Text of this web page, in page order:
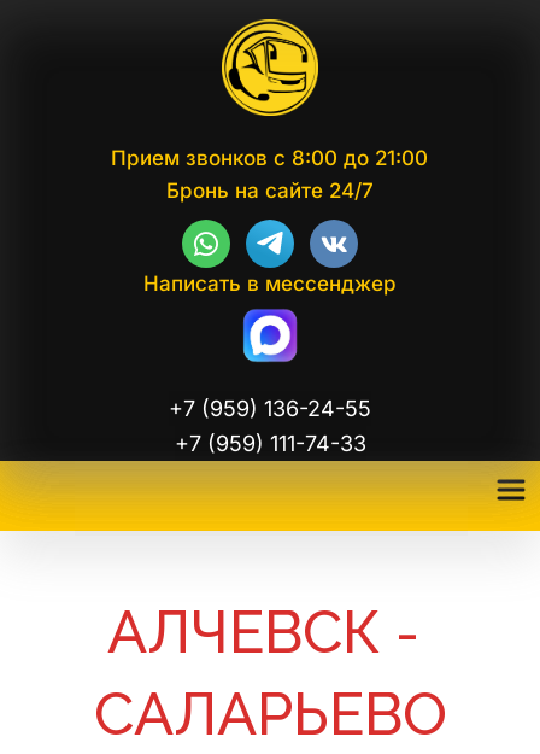
Прием звонков с 8:00 до 21:00
Бронь на сайте 24/7
Написать в мессенджер
+7 (959) 136-24-55
+7 (959) 111-74-33
АЛЧЕВСК -
САЛАРЬЕВО